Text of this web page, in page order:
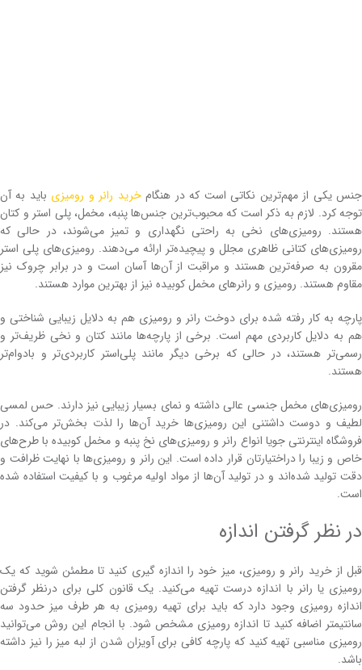
جنس یکی از مهم‌ترین نکاتی است که در هنگامخرید رانر و رومیزی باید به آن
توجه کرد. لازم به ذکر است که محبوب‌ترین جنس‌ها پنبه، مخمل، پلی استر و کتان
هستند. رومیزی‌های نخی به راحتی نگهداری و تمیز می‌شوند، در حالی که
رومیزی‌های کتانی ظاهری مجلل و پیچیده‌تر ارائه می‌دهند. رومیزی‌های پلی استر
مقرون به صرفه‌ترین هستند و مراقبت از آن‌ها آسان است و در برابر چروک نیز
مقاوم هستند. رومیزی و رانرهای مخمل کوبیده نیز از بهترین موارد هستند.
پارچه به کار رفته شده برای دوخت رانر و رومیزی هم به دلایل زیبایی شناختی و
هم به دلایل کاربردی مهم است. برخی از پارچه‌ها مانند کتان و نخی ظریف‌تر و
رسمی‌تر هستند، در حالی که برخی دیگر مانند پلی‌استر کاربردی‌تر و بادوام‌تر
هستند.
رومیزی‌های مخمل جنسی عالی داشته و نمای بسیار زیبایی نیز دارند. حس لمسی
لطیف و دوست داشتنی این رومیزی‌ها خرید آن‌ها را لذت بخش‌تر می‌کند. در
فروشگاه اینترنتی جویا انواع رانر و رومیزی‌های نخ پنبه و مخمل کوبیده با طرح‌های
خاص و زیبا را دراختیارتان قرار داده است. این رانر و رومیزی‌ها با نهایت ظرافت و
دقت تولید شده‌اند و در تولید آن‌ها از مواد اولیه مرغوب و با کیفیت استفاده شده
است.
در نظر گرفتن اندازه
قبل از خرید رانر و رومیزی، میز خود را اندازه گیری کنید تا مطمئن شوید که یک
رومیزی یا رانر با اندازه درست تهیه می‌کنید. یک قانون کلی برای درنظر گرفتن
اندازه رومیزی وجود دارد که باید برای تهیه رومیزی به هر طرف میز حدود سه
سانتیمتر اضافه کنید تا اندازه رومیزی مشخص شود. با انجام این روش می‌توانید
رومیزی مناسبی تهیه کنید که پارچه کافی برای آویزان شدن از لبه میز را نیز داشته
باشد.